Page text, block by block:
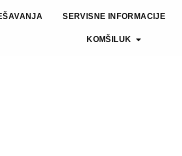
SERVISNE INFORMACIJE
KOMŠILUK